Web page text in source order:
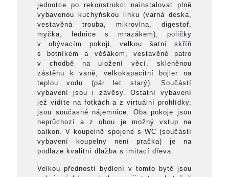
jednotce po rekonstrukci nainstalovat plně
vybavenou kuchyňskou linku (varná deska,
vestavěná trouba, mikrovlna, digestoř,
myčka, lednice s mrazákem), poličky
v obývacím pokoji, velkou šatní skříň
s botníkem a věšákem, vestavěné patro
v chodbě na uložení věcí, skleněnou
zástěnu k vaně, velkokapacitní bojler na
teplou vodu (pár let starý). Součástí
vybavení jsou i závěsy. Ostatní vybavení
jež vidíte na fotkách a z virtuální prohlídky,
jsou současné nájemnice. Oba pokoje jsou
neprůchozí a z obou je možný vstup na
balkon. V koupelně spojené s WC (součástí
vybavení koupelny není pračka) je na
podlaze kvalitní dlažba s imitací dřeva.
Velkou předností bydlení v tomto bytě jsou